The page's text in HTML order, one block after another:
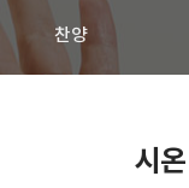
찬양
시